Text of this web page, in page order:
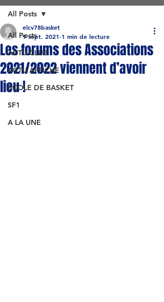
All Posts
ACTU CLUB
ACTU AFFICHE
ECOLE DE BASKET
SF1
A LA UNE
All Posts
Les forums des Associations
2021/2022 viennent d’avoir
lieu !
elcv78basket
9 sept. 2021 1 min de lecture